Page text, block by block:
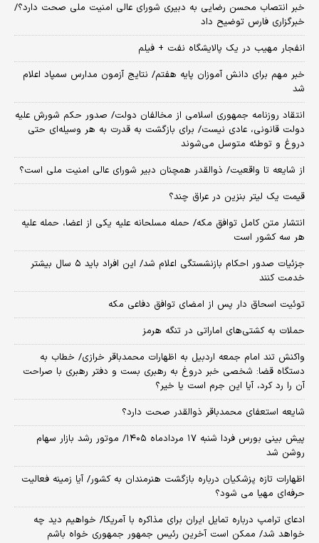
خبر انتصاب محسن رضایی به دبیری شورای عالی امنیت ملی صحت دارد؟/
خبرگزاری فارس توضیح داد
انفجار مهیب در یک پالایشگاه نفت + فیلم
خبر مهم برای دانش آموزان پایه هفتم/ نتایج آزمون مدارس سمپاد اعلام
شد
انتقاد روزنامه جمهوری اسلامی از مخالفان دولت/ صدور حکم شورش علیه
دولت قانونی، عادی نیست/ برای بازگشت به قدرت به هر وسیله‌ای حتی
دروغ و توطئه متوسل می‌شوند
از شایعه تا واقعیت/ ذوالقدر همچنان دبیر شورای ‌عالی امنیت ملی است؟
قیمت یک لیتر بنزین در عراق چند؟
انتشار متن کامل توافق مکه/ حمله مسلحانه علیه یکی از اعضا، حمله علیه
هر سه کشور است
جزئیات صدور احکام بازنشستگی اعلام شد/ این افراد باید ۵ سال بیشتر
خدمت کنند
توئیت اسحاق دار پس از امضای توافق دفاعی مکه
حملات به کشتی‌های اماراتی در تنگه هرمز
واکنش تند امام جمعه اردبیل به اظهارات محمدباقر خرازی/ خطاب به
دستگاه قضا: شخصی خبر دروغ به رهبری بست و دفتر رهبری با صراحت
آن را رد کرد، آیا این جرم است یا خیر؟
شایعه استعفای محمدباقر ذوالقدر صحت دارد؟
پیش بینی بورس فردا شنبه ۱۷ مردادماه ۱۴۰۵/ موتور رشد بازار سهام
روشن شد
اظهارات تازه پزشکیان درباره بازگشت هنرمندان به کشور/ آیا زمینه فعالیت
حرفه‌ای مهیا می شود؟
ادعای ترامپ درباره تمایل ایران برای مذاکره با آمریکا/ خواهیم دید چه
خواهد شد/ ممکن است آخرین رئیس‌ جمهور جمهوری خواه باشم